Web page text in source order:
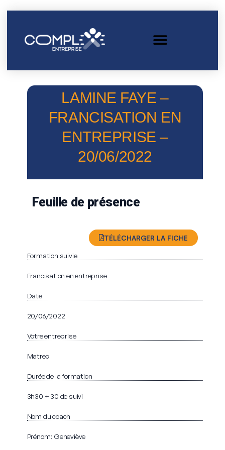
LAMINE FAYE –
FRANCISATION EN
ENTREPRISE –
20/06/2022
Feuille de présence
TÉLÉCHARGER LA FICHE
Formation suivie
Francisation en entreprise
Date
20/06/2022
Votre entreprise
Matrec
Durée de la formation
3h30 + 30 de suivi
Nom du coach
Prénom: Geneviève